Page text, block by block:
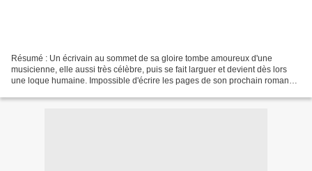
Résumé : Un écrivain au sommet de sa gloire tombe amoureux d'une
musicienne, elle aussi très célèbre, puis se fait larguer et devient dès lors
une loque humaine. Impossible d'écrire les pages de son prochain roman